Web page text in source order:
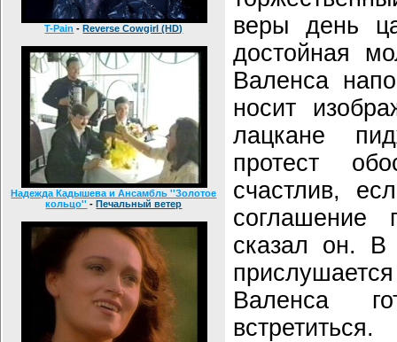
T-Pain -Reverse Cowgirl (HD)
Надежда Кадышева и Ансамбль ''Золотое
кольцо'' -Печальный ветер
веры день
достойная
Валенса
носит
лацкане
протест
счастлив,
соглашение
сказал он. В
Валенса
встретиться.